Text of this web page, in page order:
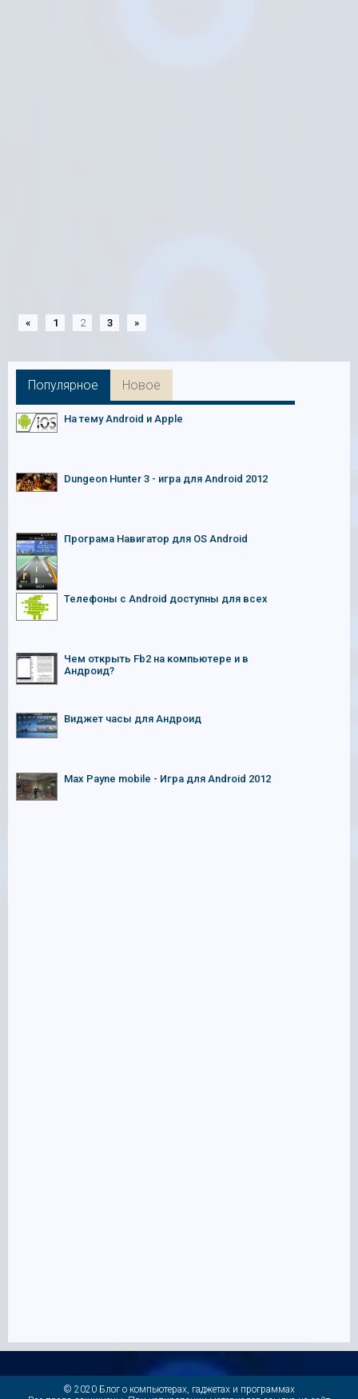
« 1 2 3 »
Популярное Новое
На тему Android и Apple
Dungeon Hunter 3 - игра для Android 2012
Програма Навигатор для OS Android
Телефоны с Android доступны для всех
Чем открыть Fb2 на компьютере и в
Андроид?
Виджет часы для Андроид
Max Payne mobile - Игра для Android 2012
© 2020 Блог о компьютерах, гаджетах и программах